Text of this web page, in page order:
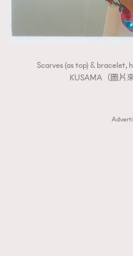
Scarves (as top) & bracelet,
KUSAMA（圖片